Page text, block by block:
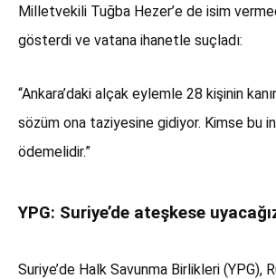
Milletvekili Tuğba Hezer’e de isim
gösterdi ve vatana ihanetle suçladı:
“Ankara’daki alçak eylemle 28 kişinin
sözüm ona taziyesine gidiyor. Kimse bu
ödemelidir.”
YPG: Suriye’de ateşkese
Suriye’de Halk Savunma Birlikleri (YPG),